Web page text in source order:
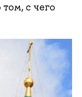
с чего